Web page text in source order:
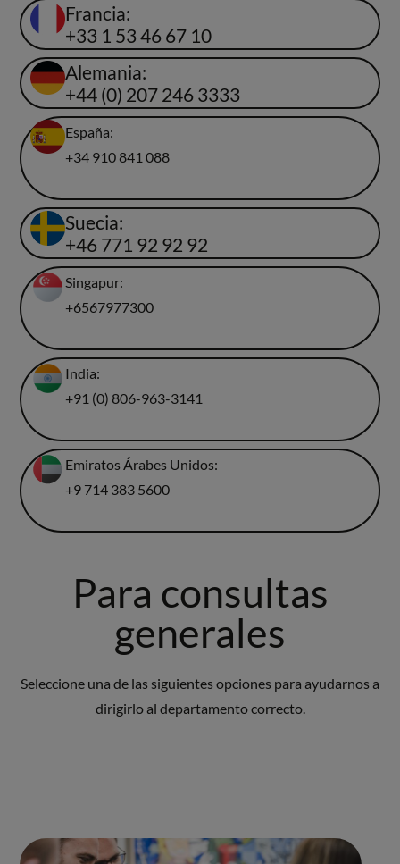
Francia:
+33 1 53 46 67 10
Alemania:
+44 (0) 207 246 3333
España:
+34 910 841 088
Suecia:
+46 771 92 92 92
Singapur:
+6567977300
India:
+91 (0) 806-963-3141
Emiratos Árabes Unidos:
+9 714 383 5600
Para consultas
generales
Seleccione una de las siguientes opciones para ayudarnos a
dirigirlo al departamento correcto.